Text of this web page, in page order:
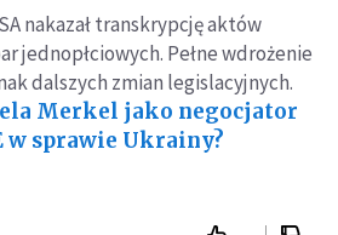
nakazał transkrypcję aktów
jednopłciowych. Pełne wdrożenie
dalszych zmian legislacyjnych.
Merkel jako negocjator
w sprawie Ukrainy?